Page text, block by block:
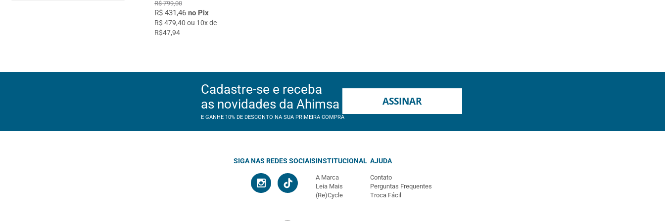
R$ 799,00
R$ 431,46 no Pix
R$ 479,40 ou 10x de
R$47,94
Cadastre-se e receba
as novidades da Ahimsa
E GANHE 10% DE DESCONTO NA SUA PRIMEIRA COMPRA
ASSINAR
SIGA NAS REDES SOCIAISINSTITUCIONAL
A Marca
Leia Mais
(Re)Cycle
AJUDA
Contato
Perguntas Frequentes
Troca Fácil